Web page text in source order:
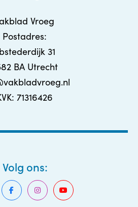
Vroeg
Postadres:
31
BA Utrecht
71316426
Volg ons: